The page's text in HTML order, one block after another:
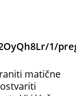
matične